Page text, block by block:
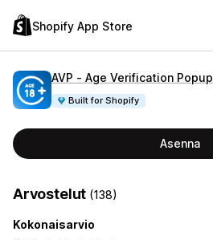
Shopify App Store
AVP ‑ Age Verification Popup
Built for Shopify
Asenna
Arvostelut (138)
Kokonaisarvio